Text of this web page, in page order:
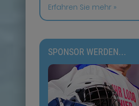
Erfahren Sie mehr »
SPONSOR WERDEN...